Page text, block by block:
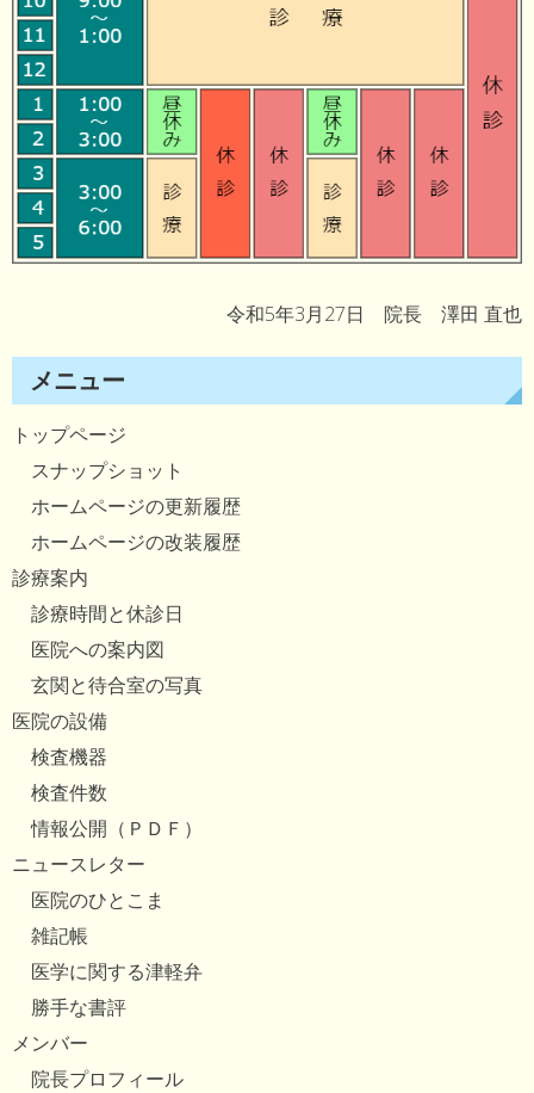
令和5年3月27日 院長 澤田 直也
メニュー
トップページ
スナップショット
ホームページの更新履歴
ホームページの改装履歴
診療案内
診療時間と休診日
医院への案内図
玄関と待合室の写真
医院の設備
検査機器
検査件数
情報公開（ＰＤＦ）
ニュースレター
医院のひとこま
雑記帳
医学に関する津軽弁
勝手な書評
メンバー
院長プロフィール